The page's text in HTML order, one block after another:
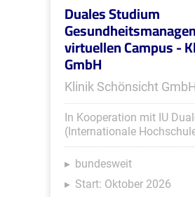
Duales Studium
virtuellen Campus -
GmbH
Klinik Schönsicht
In Kooperation mit IU
(Internationale
bundesweit
Start: Oktober 2026